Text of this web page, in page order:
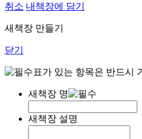
취소 내책장에 담기
새책장 만들기
닫기
표가 있는 항목은 반드시
새책장 명
새책장 설명